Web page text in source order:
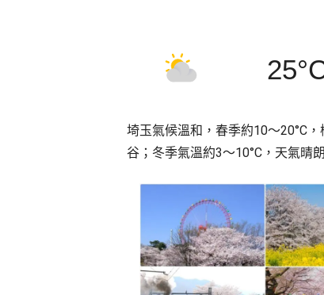
埼玉氣候溫和，春季約10～20°C
谷；冬季氣溫約3～10°C，天氣晴